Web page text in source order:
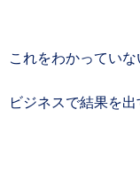
これをわかっていな
ビジネスで結果を